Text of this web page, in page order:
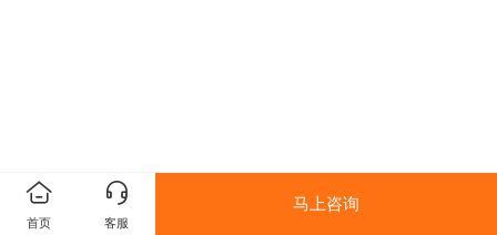
首页 客服
马上咨询